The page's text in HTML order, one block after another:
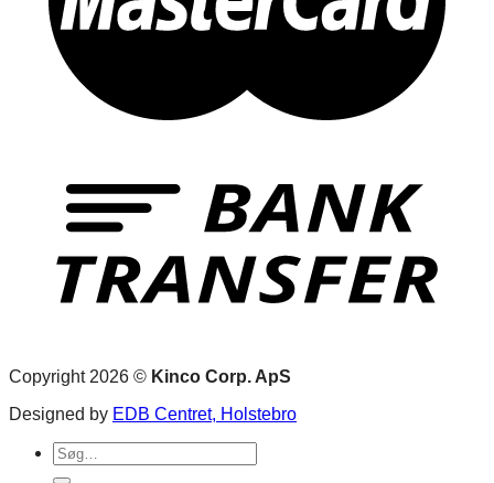
Copyright 2026 © Kinco Corp. ApS
Designed by EDB Centret, Holstebro
Søg
efter: